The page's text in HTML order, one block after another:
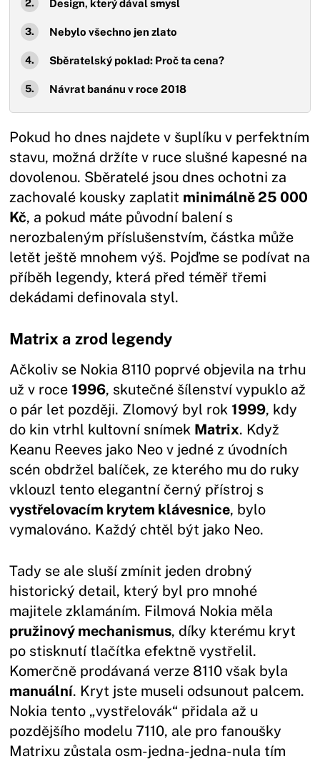
Design, který dával smysl
Nebylo všechno jen zlato
Sběratelský poklad: Proč ta cena?
Návrat banánu v roce 2018
Pokud ho dnes najdete v šuplíku v perfektním
stavu, možná držíte v ruce slušné kapesné na
dovolenou. Sběratelé jsou dnes ochotni za
zachovalé kousky zaplatit minimálně 25 000
Kč, a pokud máte původní balení s
nerozbaleným příslušenstvím, částka může
letět ještě mnohem výš. Pojďme se podívat na
příběh legendy, která před téměř třemi
dekádami definovala styl.
Matrix a zrod legendy
Ačkoliv se Nokia 8110 poprvé objevila na trhu
už v roce1996, skutečné šílenství vypuklo až
o pár let později. Zlomový byl rok1999, kdy
do kin vtrhl kultovní snímek Matrix. Když
Keanu Reeves jako Neo v jedné z úvodních
scén obdržel balíček, ze kterého mu do ruky
vklouzl tento elegantní černý přístroj s
vystřelovacím krytem klávesnice, bylo
vymalováno. Každý chtěl být jako Neo.
Tady se ale sluší zmínit jeden drobný
historický detail, který byl pro mnohé
majitele zklamáním. Filmová Nokia měla
pružinový mechanismus, díky kterému kryt
po stisknutí tlačítka efektně vystřelil.
Komerčně prodávaná verze 8110 však byla
manuální. Kryt jste museli odsunout palcem.
Nokia tento „vystřelovák“ přidala až u
pozdějšího modelu 7110, ale pro fanoušky
Matrixu zůstala osm-jedna-jedna-nula tím